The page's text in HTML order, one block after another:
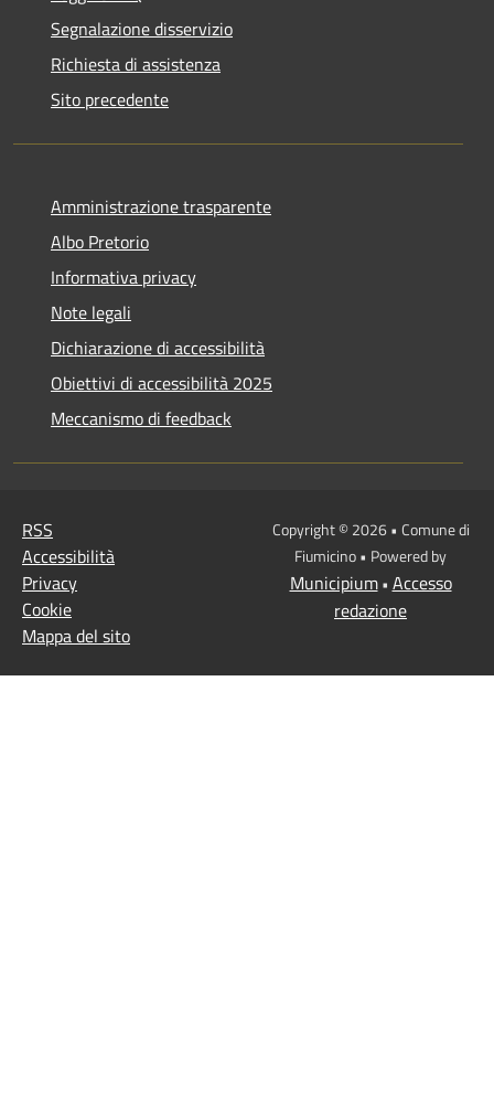
Segnalazione disservizio
Richiesta di assistenza
Sito precedente
Amministrazione trasparente
Albo Pretorio
Informativa privacy
Note legali
Dichiarazione di accessibilità
Obiettivi di accessibilità 2025
Meccanismo di feedback
RSS
Accessibilità
Privacy
Cookie
Mappa del sito
Copyright © 2026 • Comune di
Fiumicino • Powered by
Municipium• Accesso
redazione